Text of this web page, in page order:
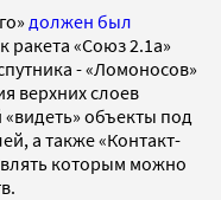
должен был
ракета «Союз 2.1а»
- «Ломоносов»
верхних слоев
объекты под
а также «Контакт-
которым можно